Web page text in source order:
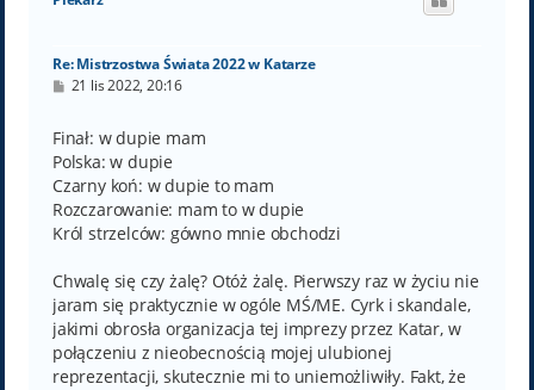
Re: Mistrzostwa Świata 2022 w Katarze
P
t
21 lis 2022, 20:16
Finał: w dupie mam
Polska: w dupie
Czarny koń: w dupie to mam
Rozczarowanie: mam to w dupie
Król strzelców: gówno mnie obchodzi
Chwalę się czy żalę? Otóż żalę. Pierwszy raz w życiu nie
jaram się praktycznie w ogóle MŚ/ME. Cyrk i skandale,
jakimi obrosła organizacja tej imprezy przez Katar, w
połączeniu z nieobecnością mojej ulubionej
reprezentacji, skutecznie mi to uniemożliwiły. Fakt, że